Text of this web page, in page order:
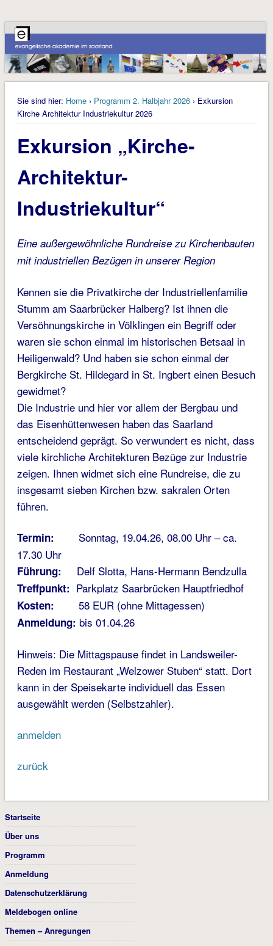
Sie sind hier: Home› Programm 2. Halbjahr 2026› Exkursion
Kirche Architektur Industriekultur 2026
Exkursion „Kirche-
Architektur-
Industriekultur“
Eine außergewöhnliche Rundreise zu Kirchenbauten
mit industriellen Bezügen in unserer Region
Kennen sie die Privatkirche der Industriellenfamilie
Stumm am Saarbrücker Halberg? Ist ihnen die
Versöhnungskirche in Völklingen ein Begriff oder
waren sie schon einmal im historischen Betsaal in
Heiligenwald? Und haben sie schon einmal der
Bergkirche St. Hildegard in St. Ingbert einen Besuch
gewidmet?
Die Industrie und hier vor allem der Bergbau und
das Eisenhüttenwesen haben das Saarland
entscheidend geprägt. So verwundert es nicht, dass
viele kirchliche Architekturen Bezüge zur Industrie
zeigen. Ihnen widmet sich eine Rundreise, die zu
insgesamt sieben Kirchen bzw. sakralen Orten
führen.
Termin: Sonntag, 19.04.26, 08.00 Uhr – ca.
17.30 Uhr
Führung: Delf Slotta, Hans-Hermann Bendzulla
Treffpunkt: Parkplatz Saarbrücken Hauptfriedhof
Kosten: 58 EUR (ohne Mittagessen)
Anmeldung: bis 01.04.26
Hinweis: Die Mittagspause findet in Landsweiler-
Reden im Restaurant „Welzower Stuben“ statt. Dort
kann in der Speisekarte individuell das Essen
ausgewählt werden (Selbstzahler).
anmelden
zurück
Startseite
Über uns
Programm
Anmeldung
Datenschutzerklärung
Meldebogen online
Themen – Anregungen